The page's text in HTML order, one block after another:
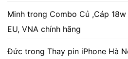
sân
Minh trong Combo Củ ,Cáp
EU, VNA chính hãng
Đức trong Thay pin iPhone Hà